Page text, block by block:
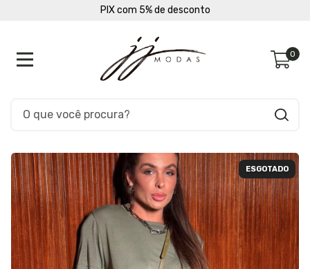
PIX com 5% de desconto
0
ESGOTADO